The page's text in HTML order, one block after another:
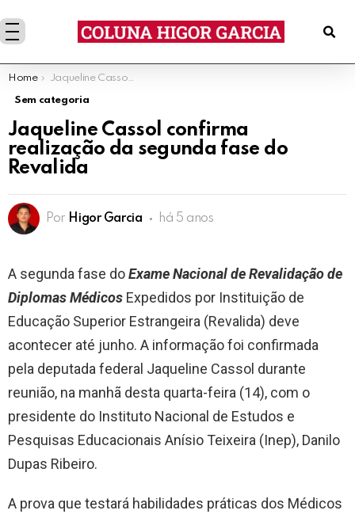
You are here:
Home Jaqueline Cassol confirma realização da segunda fase do Revalida
Sem categoria
Jaqueline Cassol confirma
realização da segunda fase do
Revalida
Por Higor Garcia há 5 anos
A segunda fase doExame Nacional de Revalidação de
Diplomas Médicos Expedidos por Instituição de
Educação Superior Estrangeira (Revalida) deve
acontecer até junho. A informação foi confirmada
pela deputada federal Jaqueline Cassol durante
reunião, na manhã desta quarta-feira (14), com o
presidente do Instituto Nacional de Estudos e
Pesquisas Educacionais Anísio Teixeira (Inep), Danilo
Dupas Ribeiro.
A prova que testará habilidades práticas dos Médicos